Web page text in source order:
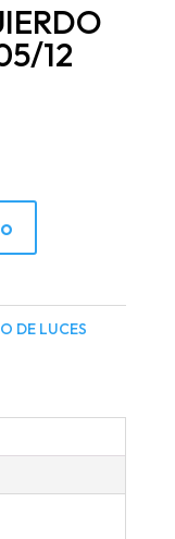
12
DE LUCES